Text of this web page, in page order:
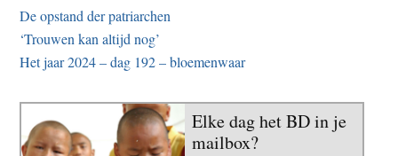
De opstand der patriarchen
‘Trouwen kan altijd nog’
Het jaar 2024 – dag 192 – bloemenwaar
Elke dag het BD in je
mailbox?